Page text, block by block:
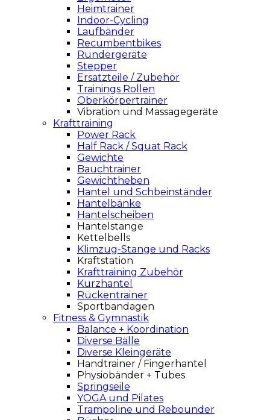
Heimtrainer
Indoor-Cycling
Laufbänder
Recumbentbikes
Rundergeräte
Stepper
Ersatzteile / Zubehör
Trainings Rollen
Oberkörpertrainer
Vibration und Massagegeräte
Krafttraining
Power Rack
Half Rack / Squat Rack
Gewichte
Bauchtrainer
Gewichtheben
Hantel und Schbeinständer
Hantelbänke
Hantelscheiben
Hantelstange
Kettelbells
Klimzug-Stange und Racks
Kraftstation
Krafttraining Zubehör
Kurzhantel
Rückentrainer
Sportbandagen
Fitness & Gymnastik
Balance + Koordination
Diverse Bälle
Diverse Kleingeräte
Handtrainer / Fingerhantel
Physiobänder + Tubes
Springseile
YOGA und Pilates
Trampoline und Rebounder